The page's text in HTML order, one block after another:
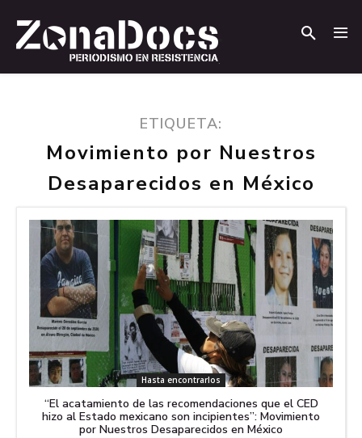
ETIQUETA:
Movimiento por Nuestros
Desaparecidos en México
Hasta encontrarlos
“El acatamiento de las recomendaciones que el CED
hizo al Estado mexicano son incipientes”: Movimiento
por Nuestros Desaparecidos en México